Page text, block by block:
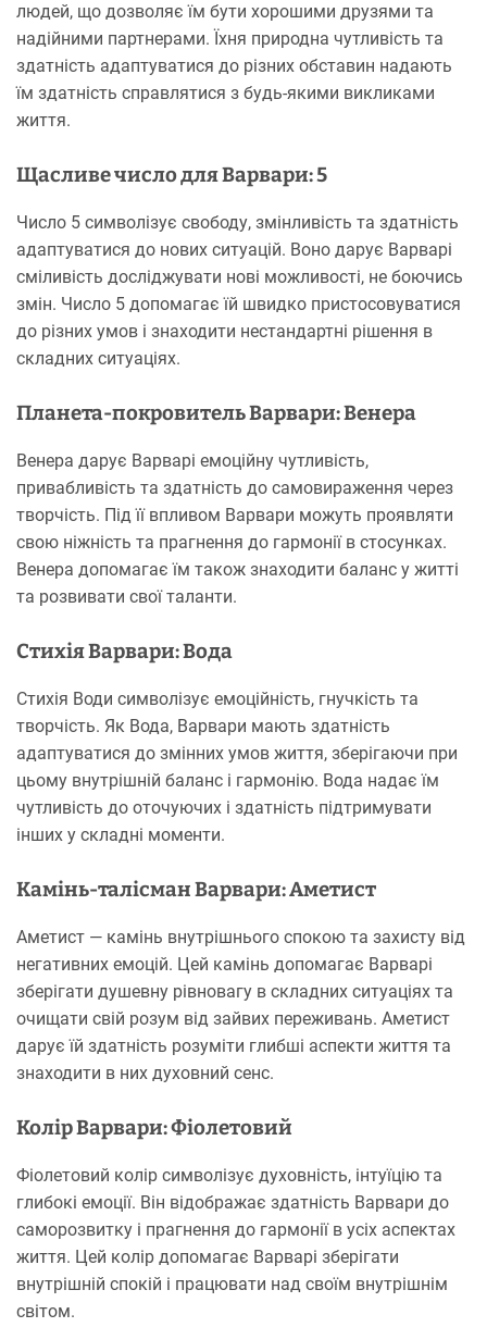
людей, що дозволяє їм бути хорошими друзями та
надійними партнерами. Їхня природна чутливість та
здатність адаптуватися до різних обставин надають
їм здатність справлятися з будь-якими викликами
життя.
Щасливе число для Варвари: 5
Число 5 символізує свободу, змінливість та здатність
адаптуватися до нових ситуацій. Воно дарує Варварі
сміливість досліджувати нові можливості, не боючись
змін. Число 5 допомагає їй швидко пристосовуватися
до різних умов і знаходити нестандартні рішення в
складних ситуаціях.
Планета-покровитель Варвари: Венера
Венера дарує Варварі емоційну чутливість,
привабливість та здатність до самовираження через
творчість. Під її впливом Варвари можуть проявляти
свою ніжність та прагнення до гармонії в стосунках.
Венера допомагає їм також знаходити баланс у житті
та розвивати свої таланти.
Стихія Варвари: Вода
Стихія Води символізує емоційність, гнучкість та
творчість. Як Вода, Варвари мають здатність
адаптуватися до змінних умов життя, зберігаючи при
цьому внутрішній баланс і гармонію. Вода надає їм
чутливість до оточуючих і здатність підтримувати
інших у складні моменти.
Камінь-талісман Варвари: Аметист
Аметист — камінь внутрішнього спокою та захисту від
негативних емоцій. Цей камінь допомагає Варварі
зберігати душевну рівновагу в складних ситуаціях та
очищати свій розум від зайвих переживань. Аметист
дарує їй здатність розуміти глибші аспекти життя та
знаходити в них духовний сенс.
Колір Варвари: Фіолетовий
Фіолетовий колір символізує духовність, інтуїцію та
глибокі емоції. Він відображає здатність Варвари до
саморозвитку і прагнення до гармонії в усіх аспектах
життя. Цей колір допомагає Варварі зберігати
внутрішній спокій і працювати над своїм внутрішнім
світом.